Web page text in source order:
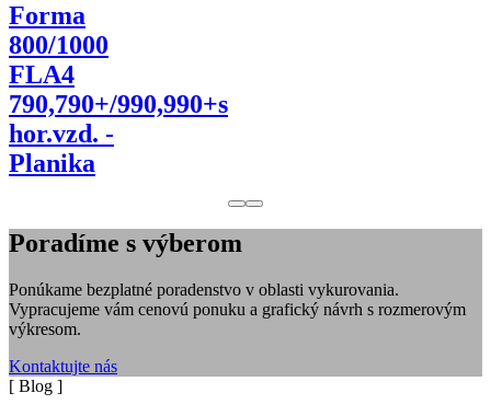
Forma
800/1000
FLA4
790,790+/990,990+s
hor.vzd. -
Planika
Poradíme s výberom
Ponúkame bezplatné poradenstvo v oblasti vykurovania.
Vypracujeme vám cenovú ponuku a grafický návrh s rozmerovým
výkresom.
Kontaktujte nás
[ Blog ]